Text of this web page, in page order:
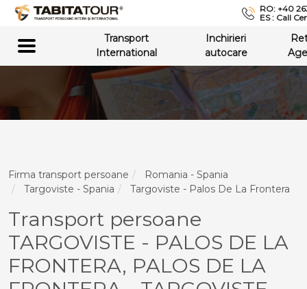
RO: +40
ES : Call
Transport
International
Inchirieri
autocare
Firma transport persoane
Romania - Spania
Targoviste - Spania
Targoviste - Palos De La Frontera
Transport persoane
TARGOVISTE - PALOS DE LA
FRONTERA, PALOS DE LA